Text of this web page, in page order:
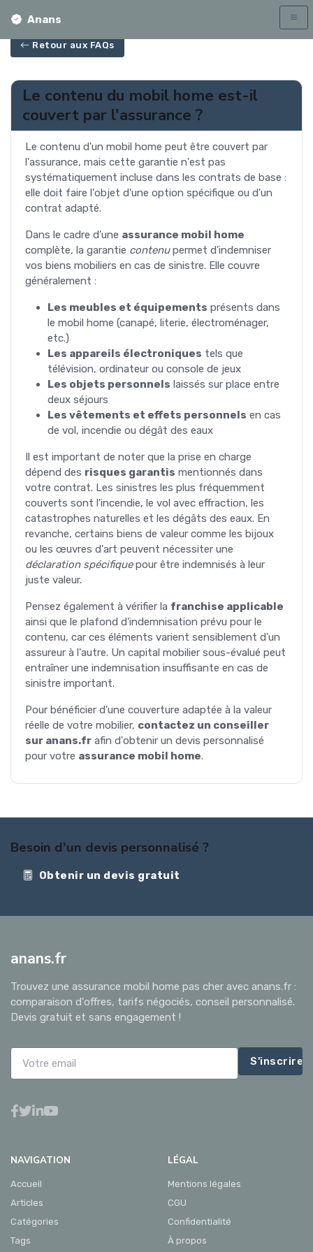
Anans
Retour aux FAQs
Le contenu du mobil home est-il
couvert par l'assurance ?
Le contenu d'un mobil home peut être couvert par
l'assurance, mais cette garantie n'est pas
systématiquement incluse dans les contrats de base :
elle doit faire l'objet d'une option spécifique ou d'un
contrat adapté.
Dans le cadre d'une assurance mobil home
complète, la garantie contenupermet d'indemniser
vos biens mobiliers en cas de sinistre. Elle couvre
généralement :
Les meubles et équipements présents dans
le mobil home (canapé, literie, électroménager,
etc.)
Les appareils électroniques tels que
télévision, ordinateur ou console de jeux
Les objets personnels laissés sur place entre
deux séjours
Les vêtements et effets personnels en cas
de vol, incendie ou dégât des eaux
Il est important de noter que la prise en charge
dépend des risques garantis mentionnés dans
votre contrat. Les sinistres les plus fréquemment
couverts sont l'incendie, le vol avec effraction, les
catastrophes naturelles et les dégâts des eaux. En
revanche, certains biens de valeur comme les bijoux
ou les œuvres d'art peuvent nécessiter une
déclaration spécifiquepour être indemnisés à leur
juste valeur.
Pensez également à vérifier la franchise applicable
ainsi que le plafond d'indemnisation prévu pour le
contenu, car ces éléments varient sensiblement d'un
assureur à l'autre. Un capital mobilier sous-évalué peut
entraîner une indemnisation insuffisante en cas de
sinistre important.
Pour bénéficier d'une couverture adaptée à la valeur
réelle de votre mobilier, contactez un conseiller
sur anans.fr afin d'obtenir un devis personnalisé
pour votre assurance mobil home.
Besoin d'un devis personnalisé ?
Obtenir un devis gratuit
anans.fr
Trouvez une assurance mobil home pas cher avec anans.fr :
comparaison d'offres, tarifs négociés, conseil personnalisé.
Devis gratuit et sans engagement !
S'inscrire
NAVIGATION
Accueil
Articles
Catégories
Tags
LÉGAL
Mentions légales
CGU
Confidentialité
À propos